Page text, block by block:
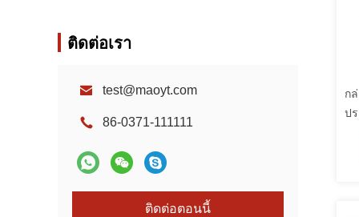
ติดต่อเรา
test@maoyt.com
86-0371-111111
ติดต่อตอนนี้
ก
ป
บ